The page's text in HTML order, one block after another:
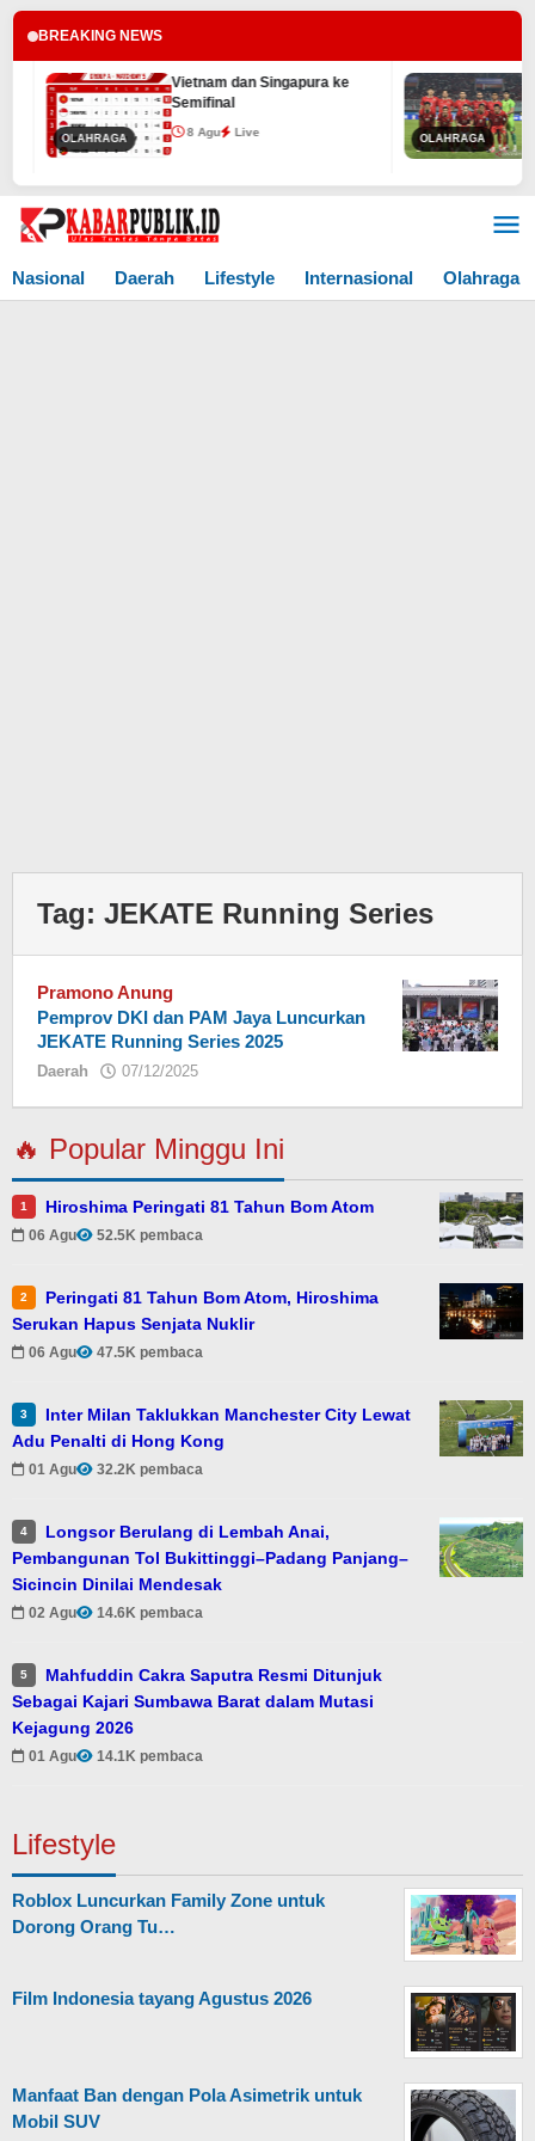
BREAKING NEWS
OLAHRAGA
Vietnam dan Singapura ke
Semifinal
8 Agu Live OLAHRAGA
8
Lewati
Nasional
Daerah Lifestyle Internasional Olahraga
Tag: JEKATE Running Series
Pramono Anung
Pemprov DKI dan PAM Jaya Luncurkan
JEKATE Running Series 2025
Daerah 07/12/2025
🔥 Popular Minggu Ini
1 Hiroshima Peringati 81 Tahun Bom Atom
06 Agu 52.5K pembaca
2
Peringati 81 Tahun Bom Atom, Hiroshima
Serukan Hapus Senjata Nuklir
06 Agu 47.5K pembaca
3
Inter Milan Taklukkan Manchester City Lewat
Adu Penalti di Hong Kong
01 Agu 32.2K pembaca
4
Longsor Berulang di Lembah Anai,
Pembangunan Tol Bukittinggi–Padang Panjang–
Sicincin Dinilai Mendesak
02 Agu 14.6K pembaca
5
Mahfuddin Cakra Saputra Resmi Ditunjuk
Sebagai Kajari Sumbawa Barat dalam Mutasi
Kejagung 2026
01 Agu 14.1K pembaca
Lifestyle
Roblox Luncurkan Family Zone untuk
Dorong Orang Tu…
Film Indonesia tayang Agustus 2026
Manfaat Ban dengan Pola Asimetrik untuk
Mobil SUV